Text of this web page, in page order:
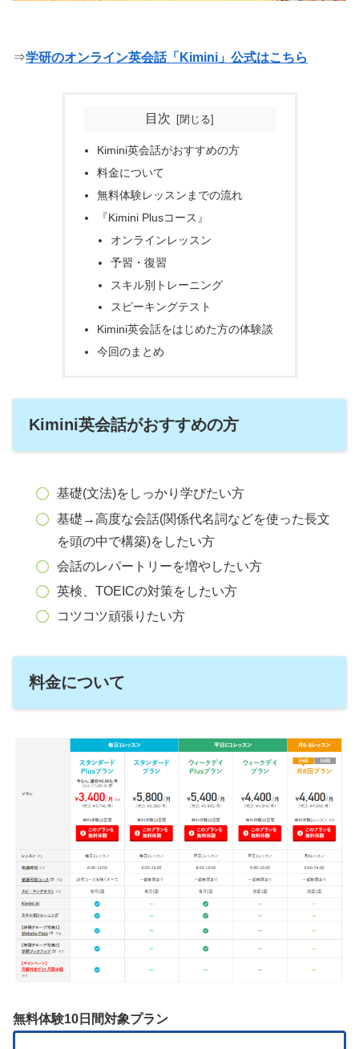
⇒学研のオンライン英会話「Kimini」公式はこちら
目次
Kimini英会話がおすすめの方
料金について
無料体験レッスンまでの流れ
『Kimini Plusコース』
オンラインレッスン
予習・復習
スキル別トレーニング
スピーキングテスト
Kimini英会話をはじめた方の体験談
今回のまとめ
Kimini英会話がおすすめの方
基礎(文法)をしっかり学びたい方
基礎→高度な会話(関係代名詞などを使った長文
を頭の中で構築)をしたい方
会話のレパートリーを増やしたい方
英検、TOEICの対策をしたい方
コツコツ頑張りたい方
料金について
無料体験10日間対象プラン